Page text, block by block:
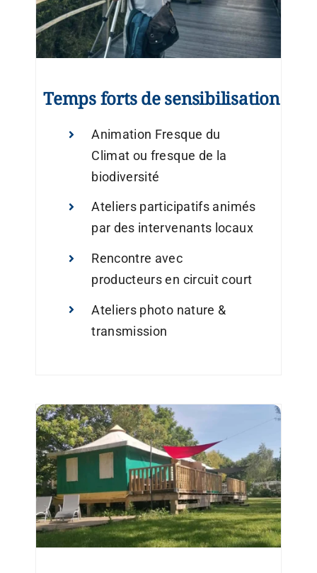
Temps forts de sensibilisation
Animation Fresque du
Climat ou fresque de la
biodiversité
Ateliers participatifs animés
par des intervenants locaux
Rencontre avec
producteurs en circuit court
Ateliers photo nature &
transmission